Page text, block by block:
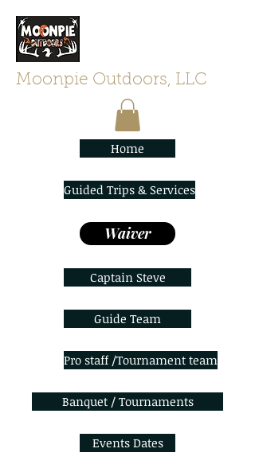
Moonpie Outdoors, LLC
Home
Guided Trips & Services
Waiver
Captain Steve
Guide Team
Pro staff /Tournament team
Banquet / Tournaments
Events Dates